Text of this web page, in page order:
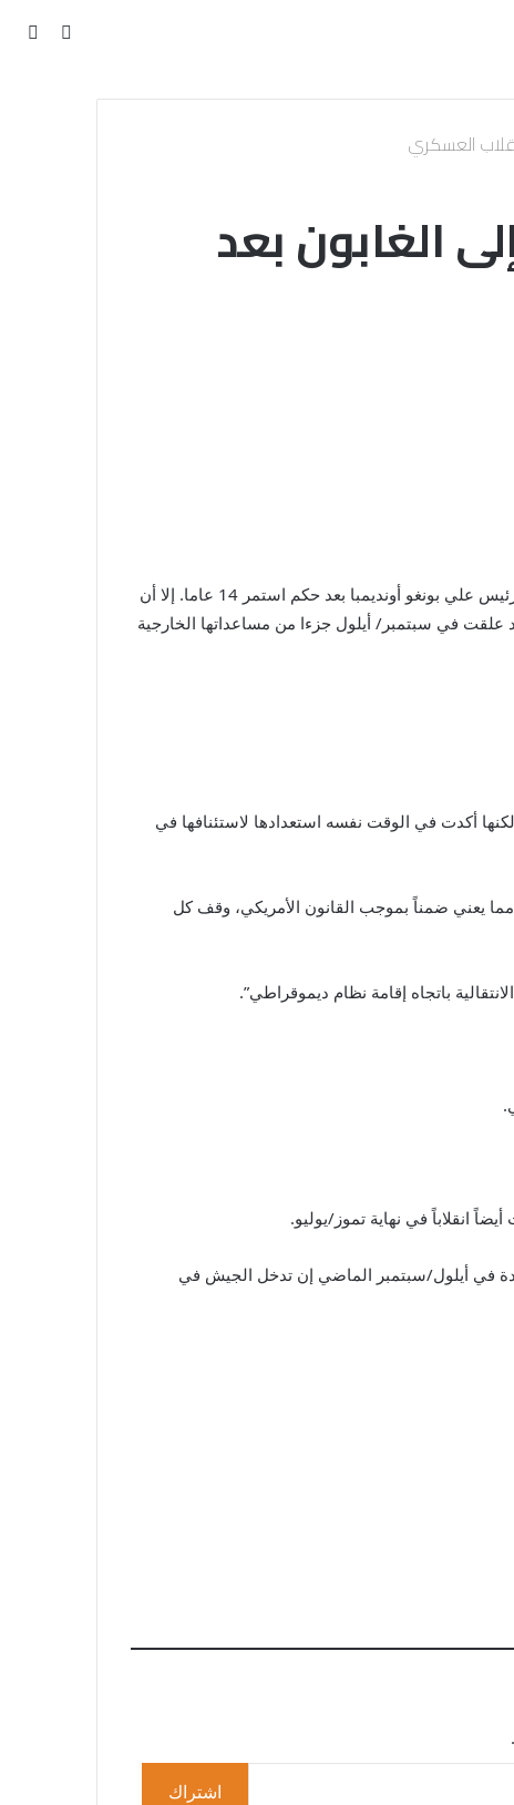
مقال
العسكري
الغابون بعد
أعلنت الولايات المتحدة الإثنين أنها قطعت جميع مساعداتها للغابون بعد الانقلاب العسكري الذي أطاح في 30 آب/أغسطس بالرئيس علي بونغو أونديمبا بعد حكم استمر 14 عاما. إلا أن
علقت في سبتمبر/ أيلول جزءا من مساعداتها الخارجية
أكدت في الوقت نفسه استعدادها لاستئنافها في
يعني ضمناً بموجب القانون الأمريكي، وقف كل
باتجاه إقامة نظام ديموقراطي”.
انقلاباً في نهاية تموز/يوليو.
في أيلول/سبتمبر الماضي إن تدخل الجيش في
اشتراك